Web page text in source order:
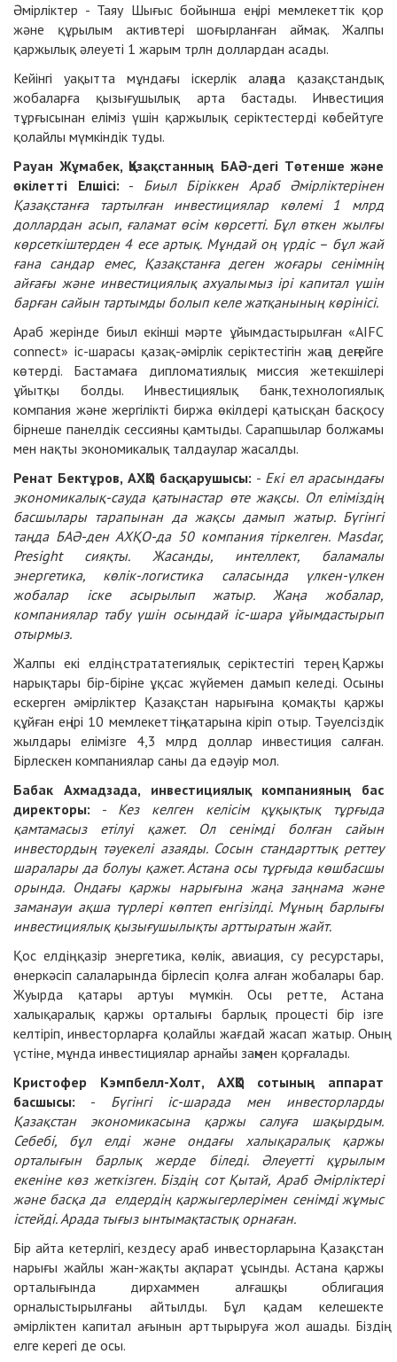
Әмірліктер - Таяу Шығыс бойынша ең ірі мемлекеттік қор
және құрылым активтері шоғырланған аймақ. Жалпы
қаржылық әлеуеті 1 жарым трлн доллардан асады.
Кейінгі уақытта мұндағы іскерлік алаңда қазақстандық
жобаларға қызығушылық арта бастады. Инвестиция
тұрғысынан еліміз үшін қаржылық серіктестерді көбейтуге
қолайлы мүмкіндік туды.
Рауан Жұмабек, Қазақстанның БАӘ-дегі Төтенше және
өкілетті Елшісі: - Биыл Біріккен Араб Әмірліктерінен
Қазақстанға тартылған инвестициялар көлемі 1 млрд
доллардан асып, ғаламат өсім көрсетті. Бұл өткен жылғы
көрсеткіштерден 4 есе артық. Мұндай оң үрдіс – бұл жай
ғана сандар емес, Қазақстанға деген жоғары сенімнің
айғағы және инвестициялық ахуалымыз ірі капитал үшін
барған сайын тартымды болып келе жатқанының көрінісі.
Араб жерінде биыл екінші мәрте ұйымдастырылған «AIFC
connect» іс-шарасы қазақ-әмірлік серіктестігін жаңа деңгейге
көтерді. Бастамаға дипломатиялық миссия жетекшілері
ұйытқы болды. Инвестициялық банк,технологиялық
компания және жергілікті биржа өкілдері қатысқан басқосу
бірнеше панелдік сессияны қамтыды. Сарапшылар болжамы
мен нақты экономикалық талдаулар жасалды.
Ренат Бектұров, АХҚО басқарушысы: - Екі ел арасындағы
экономикалық-сауда қатынастар өте жақсы. Ол еліміздің
басшылары тарапынан да жақсы дамып жатыр. Бүгінгі
таңда БАӘ-ден АХҚО-да 50 компания тіркелген. Masdar,
Presight сияқты. Жасанды, интеллект, баламалы
энергетика, көлік-логистика саласында үлкен-үлкен
жобалар іске асырылып жатыр. Жаңа жобалар,
компаниялар табу үшін осындай іс-шара ұйымдастырып
отырмыз.
Жалпы екі елдің стрататегиялық серіктестігі терең. Қаржы
нарықтары бір-біріне ұқсас жүйемен дамып келеді. Осыны
ескерген әмірліктер Қазақстан нарығына қомақты қаржы
құйған ең ірі 10 мемлекеттің қатарына кіріп отыр. Тәуелсіздік
жылдары елімізге 4,3 млрд доллар инвестиция салған.
Бірлескен компаниялар саны да едәуір мол.
Бабак Ахмадзада, инвестициялық компанияның бас
директоры: - Кез келген келісім құқықтық тұрғыда
қамтамасыз етілуі қажет. Ол сенімді болған сайын
инвестордың тәуекелі азаяды. Сосын стандарттық реттеу
шаралары да болуы қажет. Астана осы тұрғыда көшбасшы
орында. Ондағы қаржы нарығына жаңа заңнама және
заманауи ақша түрлері көптеп енгізілді. Мұның барлығы
инвестициялық қызығушылықты арттыратын жайт.
Қос елдің қазір энергетика, көлік, авиация, су ресурстары,
өнеркәсіп салаларында бірлесіп қолға алған жобалары бар.
Жуырда қатары артуы мүмкін. Осы ретте, Астана
халықаралық қаржы орталығы барлық процесті бір ізге
келтіріп, инвесторларға қолайлы жағдай жасап жатыр. Оның
үстіне, мұнда инвестициялар арнайы заңмен қорғалады.
Кристофер Кэмпбелл-Холт, АХҚО сотының аппарат
басшысы: - Бүгінгі іс-шарада мен инвесторларды
Қазақстан экономикасына қаржы салуға шақырдым.
Себебі, бұл елді және ондағы халықаралық қаржы
орталығын барлық жерде біледі. Әлеуетті құрылым
екеніне көз жеткізген. Біздің сот Қытай, Араб Әмірліктері
және басқа да елдердің қаржыгерлерімен сенімді жұмыс
істейді. Арада тығыз ынтымақтастық орнаған.
Бір айта кетерлігі, кездесу араб инвесторларына Қазақстан
нарығы жайлы жан-жақты ақпарат ұсынды. Астана қаржы
орталығында дирхаммен алғашқы облигация
орналыстырылғаны айтылды. Бұл қадам келешекте
әмірліктен капитал ағынын арттырыруға жол ашады. Біздің
елге керегі де осы.